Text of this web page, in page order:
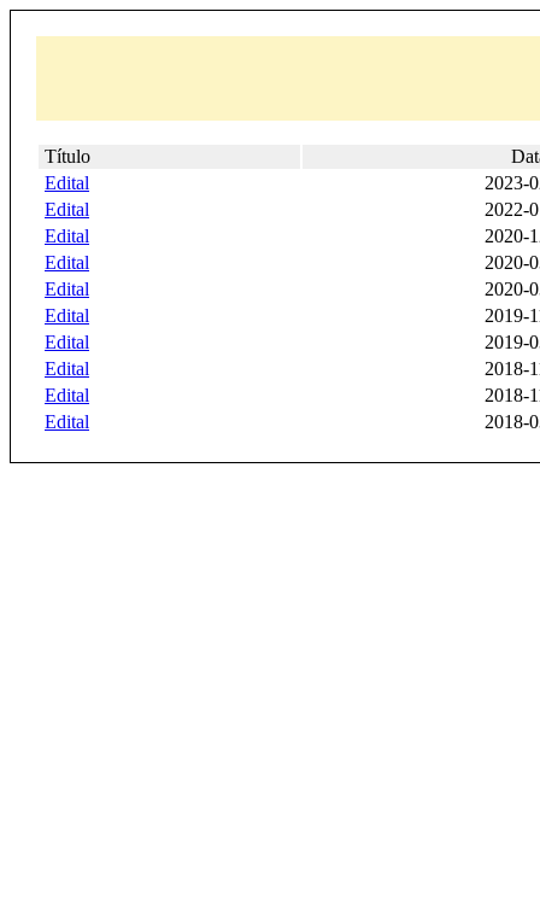
Título
Edital
2023-
Edital
2022-
Edital
2020-
Edital
2020-
Edital
2020-
Edital
2019-
Edital
2019-
Edital
2018-
Edital
2018-
Edital
2018-